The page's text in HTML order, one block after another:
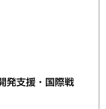
発支援・国際戦